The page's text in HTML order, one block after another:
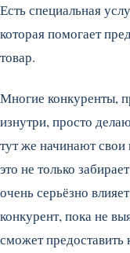
Есть специальная
которая помогает
товар.
Многие конкуренты,
изнутри, просто
тут же начинают
это не только
очень серьёзно
конкурент, пока не
сможет предоставить